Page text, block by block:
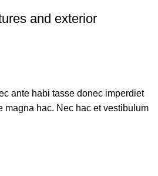
and exterior
ante habi tasse donec imperdiet
magna hac. Nec hac et vestibulum